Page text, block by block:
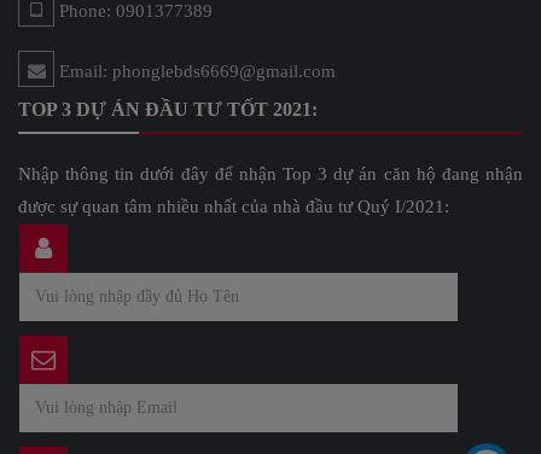
Phone: 0901377389
Email: phonglebds6669@gmail.com
TOP 3 DỰ ÁN ĐẦU TƯ TỐT 2021:
Nhập thông tin dưới đây để nhận Top 3 dự án căn hộ đang nhận
được sự quan tâm nhiều nhất của nhà đầu tư Quý I/2021: